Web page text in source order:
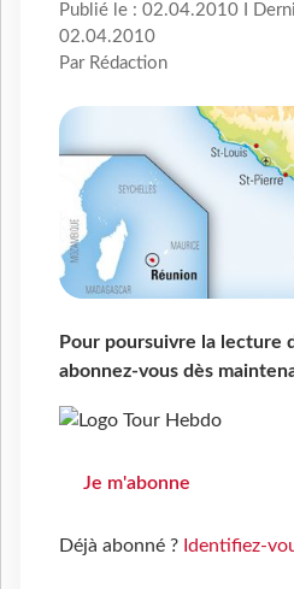
Publié le : 02.04.2010 I
02.04.2010
Par Rédaction
Pour poursuivre la lecture
abonnez-vous dès
Je m'abonne
Déjà abonné ? Identifiez-